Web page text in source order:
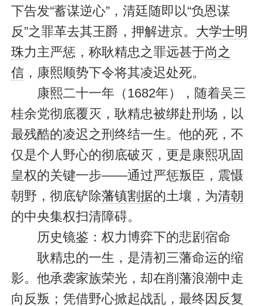
下告发“蓄谋逆心”，清廷随即以“负恩谋
反”之罪革去其王爵，押解进京。 大学士明
珠力主严惩，称耿精忠之罪远甚于尚之
信，康熙顺势下令将其凌迟处死。
康熙二十一年（1682年），随着吴三
桂余党彻底覆灭，耿精忠被绑赴刑场，以
最残酷的凌迟之刑终结一生。他的死，不
仅是个人野心的彻底破灭，更是康熙巩固
皇权的关键一步——通过严惩叛臣，震慑
朝野，彻底铲除藩镇割据的土壤，为清朝
的中央集权扫清障碍。
历史镜鉴：权力博弈下的悲剧宿命
耿精忠的一生，是清初三藩命运的缩
影。他承袭家族荣光，却在削藩浪潮中走
向反叛；凭借野心掀起战乱，最终因反复